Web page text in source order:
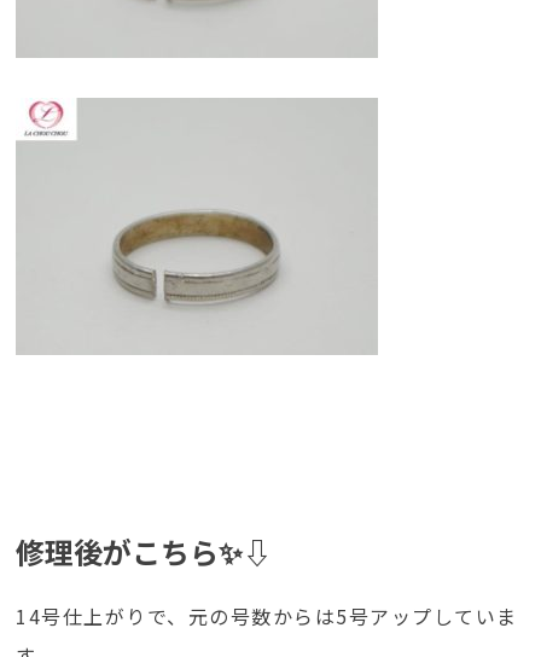
修理後がこちら✨⇩
14号仕上がりで、元の号数からは5号アップしていま